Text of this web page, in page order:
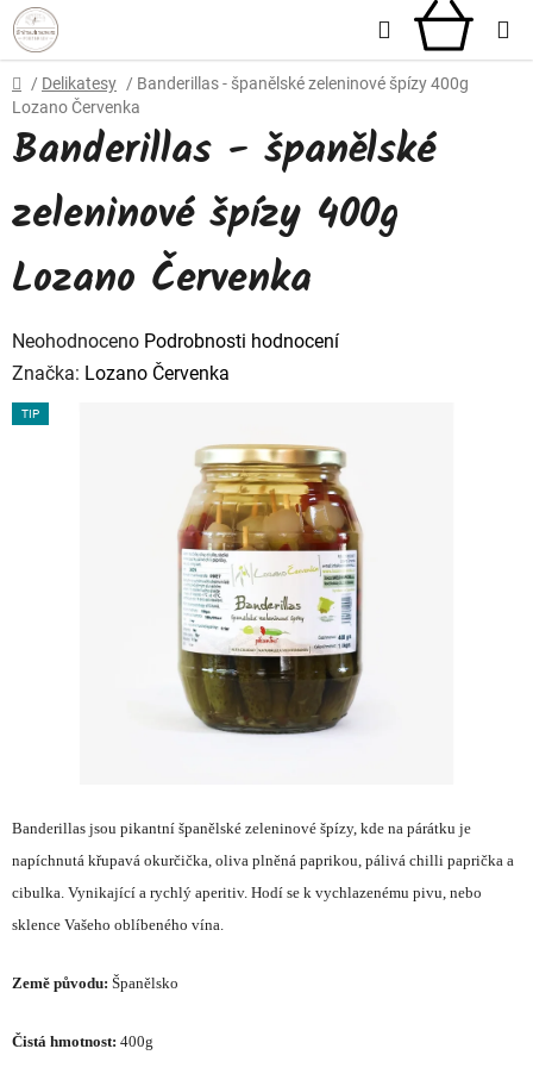
Přejít
na
obsah
Hledat
Domů
/ Delikatesy / Banderillas - španělské zeleninové špízy 400g
Lozano Červenka
Banderillas jsou pikantní španělské zeleninové špízy, kde na párátku je
napíchnutá křupavá okurčička, oliva plněná paprikou, pálivá chilli paprička a
cibulka. Vynikající a rychlý aperitiv. Hodí se k vychlazenému pivu, nebo
sklence Vašeho oblíbeného vína.
Země původu: Španělsko
Čistá hmotnost: 400g
Banderillas - španělské
zeleninové špízy 400g
Lozano Červenka
Průměrné
hodnocení
produktu
Neohodnoceno Podrobnosti hodnocení
Značka: Lozano Červenka
TIP